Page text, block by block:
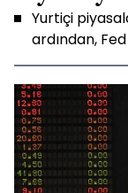
Yurtiçi
ardından,